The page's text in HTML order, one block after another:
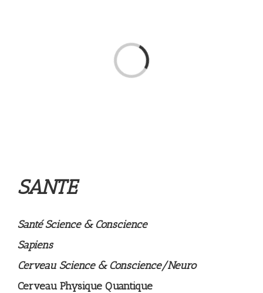
Chargement…
SANTE
Santé Science & Conscience
Sapiens
Cerveau Science & Conscience/Neuro
Cerveau Physique Quantique